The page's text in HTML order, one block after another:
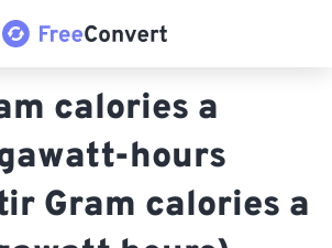
calories a
hours
Gram calories a